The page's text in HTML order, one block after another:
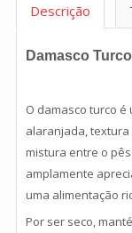
Descrição
Damasco
O damasco turco
alaranjada,
mistura entre o
amplamente
uma alimentação
Por ser seco,